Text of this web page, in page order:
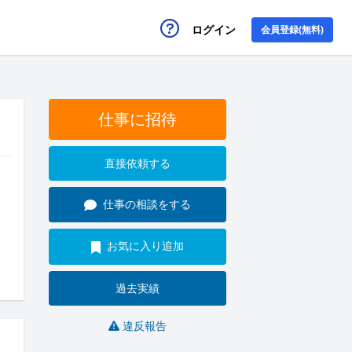
ログイン 会員登録(無料)
仕事に招待
直接依頼する
仕事の相談をする
お気に入り追加
過去実績
違反報告